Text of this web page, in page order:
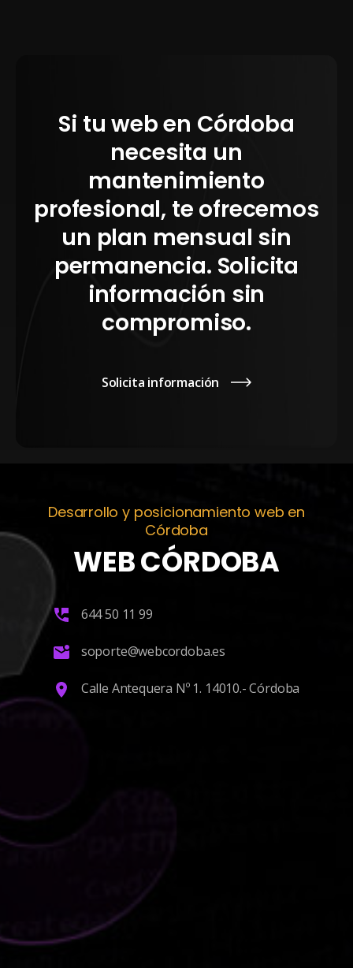
Si tu web en Córdoba
necesita un
mantenimiento
profesional, te ofrecemos
un plan mensual sin
permanencia. Solicita
información sin
compromiso.
Solicita información
Desarrollo y posicionamiento web en
Córdoba
WEB CÓRDOBA
644 50 11 99
soporte@webcordoba.es
Calle Antequera Nº 1. 14010.- Córdoba